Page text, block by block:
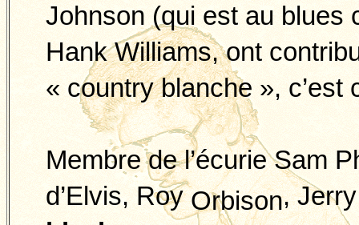
Johnson (qui est au blues
Hank Williams, ont
« country blanche »,
Membre de l’écurie Sam
d’Elvis, RoyOrbison,